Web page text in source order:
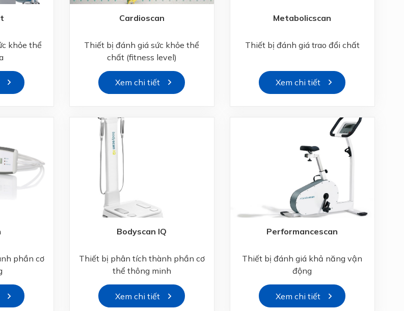
khỏe thể
Cardioscan
Thiết bị đánh giá sức khỏe thể
chất (fitness level)
Xem chi tiết
Metabolicscan
Thiết bị đánh giá trao đổi chất
Xem chi tiết
phần cơ
Bodyscan IQ
Thiết bị phân tích thành phần cơ
thể thông minh
Xem chi tiết
Performancescan
Thiết bị đánh giá khả năng vận
động
Xem chi tiết